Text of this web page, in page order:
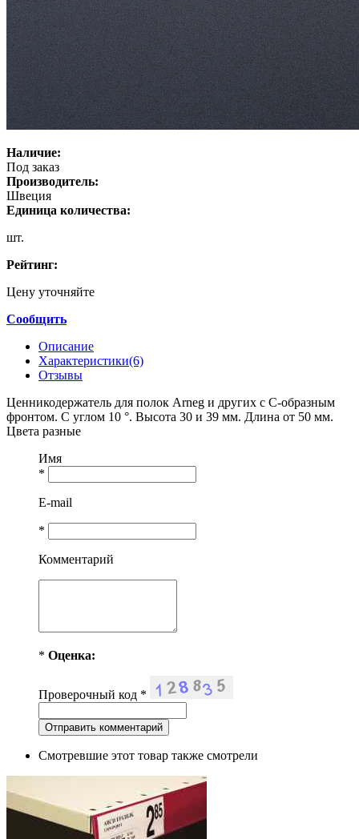
Наличие:
Под заказ
Производитель:
Швеция
Единица количества:
шт.
Рейтинг:
Цену уточняйте
Сообщить
Описание
Характеристики(6)
Отзывы
Ценникодержатель для полок Arneg и других с С-образным
фронтом. С углом 10 °. Высота 30 и 39 мм. Длина от 50 мм.
Цвета разные
Имя
*
E-mail
*
Комментарий
* Оценка:
Проверочный код *
Смотревшие этот товар также смотрели